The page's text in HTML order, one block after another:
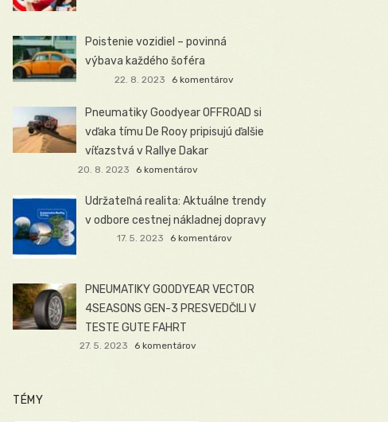
Poistenie vozidiel – povinná
výbava každého šoféra
22. 8. 2023 6 komentárov
Pneumatiky Goodyear OFFROAD si
vďaka tímu De Rooy pripisujú ďalšie
víťazstvá v Rallye Dakar
20. 8. 2023 6 komentárov
Udržateľná realita: Aktuálne trendy
v odbore cestnej nákladnej dopravy
17. 5. 2023 6 komentárov
PNEUMATIKY GOODYEAR VECTOR
4SEASONS GEN-3 PRESVEDČILI V
TESTE GUTE FAHRT
27. 5. 2023 6 komentárov
TÉMY